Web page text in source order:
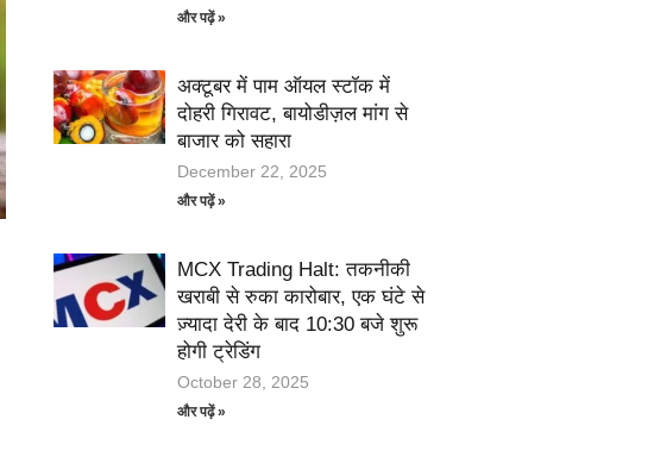
और पढ़ें »
अक्टूबर में पाम ऑयल स्टॉक में
दोहरी गिरावट, बायोडीज़ल मांग से
बाजार को सहारा
December 22, 2025
और पढ़ें »
MCX Trading Halt: तकनीकी
खराबी से रुका कारोबार, एक घंटे से
ज़्यादा देरी के बाद 10:30 बजे शुरू
होगी ट्रेडिंग
October 28, 2025
और पढ़ें »